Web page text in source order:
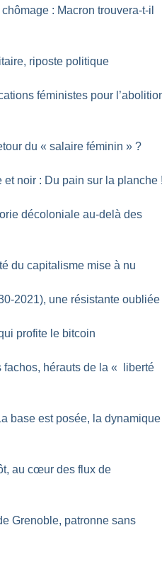
: Macron trouvera-t-il
riposte politique
féministes pour
du « salaire féminin » ?
et noir : Du pain sur la planche
décoloniale au-delà des
du capitalisme mise à nu
2021), une résistante oubliée
profite le bitcoin
fachos, hérauts de la «
liberté
base est posée, la dynamique
au cœur des flux de
Grenoble, patronne sans